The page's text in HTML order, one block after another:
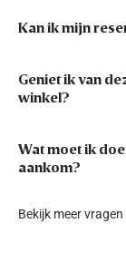
Vindhiereen
Kan ik mijn
Jazeker, je kan je
Dit kan tot 10u ’s
Geniet ik van
winkel?
De prijzen online
promoties zijn
Wat moet ik
aankom?
Parkeer op de
Bekijk meer